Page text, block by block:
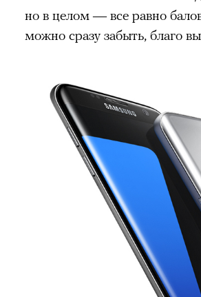
но в целом — все равно
можно сразу забыть, благо
человеком, дважды
планеты без использования